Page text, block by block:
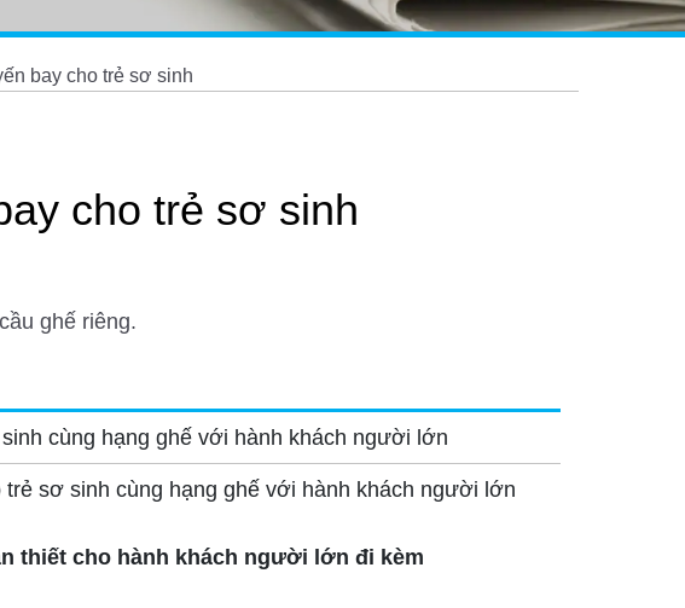
bay cho trẻ sơ sinh
cho trẻ sơ sinh
ghế riêng.
cùng hạng ghế với hành khách người lớn
sơ sinh cùng hạng ghế với hành khách người lớn
thiết cho hành khách người lớn đi kèm